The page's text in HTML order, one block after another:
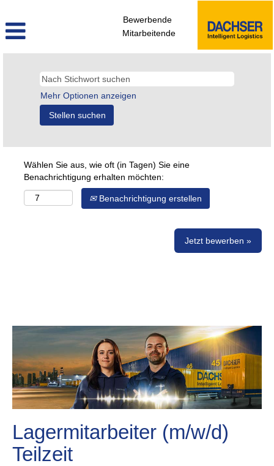
Bewerbende
Mitarbeitende
Mehr Optionen anzeigen
Wählen Sie aus, wie oft (in Tagen) Sie eine
Benachrichtigung erhalten möchten:
Benachrichtigung erstellen
Jetzt bewerben »
Lagermitarbeiter (m/w/d)
Teilzeit